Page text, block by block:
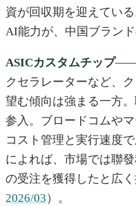
資が回収期を迎えてい
AI能力が、中国ブラン
ASICカスタムチップ
クセラレーターなど、
望む傾向は強まる一方
参入。ブロードコムや
コスト管理と実行速度
によれば、市場では聯
の受注を獲得したと広
2026/03）。